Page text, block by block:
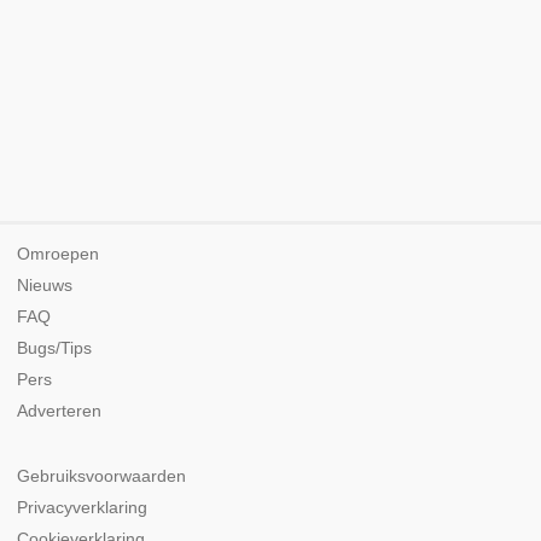
Omroepen
Nieuws
FAQ
Bugs/Tips
Pers
Adverteren
Gebruiksvoorwaarden
Privacyverklaring